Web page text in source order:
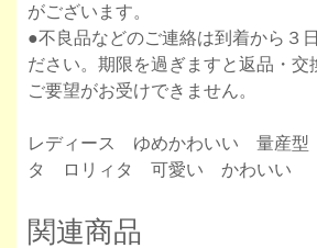
がございます。
●不良品などのご連絡は到着から３
ださい。期限を過ぎますと返品・交
ご要望がお受けできません。
レディース ゆめかわいい 量産
タ ロリィタ 可愛い かわいい
関連商品